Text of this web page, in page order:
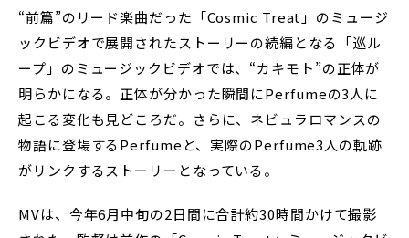
“前篇”のリード楽曲だった「Cosmic Treat」のミュージ
ックビデオで展開されたストーリーの続編となる「巡ル
ープ」のミュージックビデオでは、“カキモト”の正体が
明らかになる。正体が分かった瞬間にPerfumeの3人に
起こる変化も見どころだ。さらに、ネビュラロマンスの
物語に登場するPerfumeと、実際のPerfume3人の軌跡
がリンクするストーリーとなっている。
MVは、今年6月中旬の2日間に合計約30時間かけて撮影